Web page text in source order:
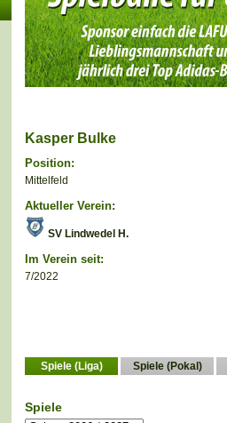
Kasper Bulke
Position:
Mittelfeld
Aktueller Verein:
SV Lindwedel H.
Im Verein seit:
7/2022
Spiele (Liga) Spiele (Pokal)
Spiele